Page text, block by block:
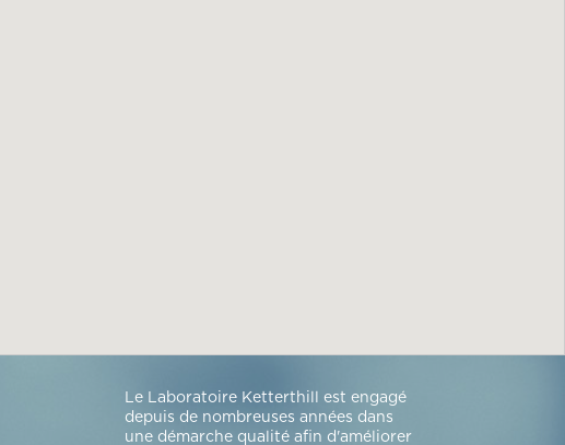
Le Laboratoire Ketterthill est engagé
depuis de nombreuses années dans
une démarche qualité afin d'améliorer